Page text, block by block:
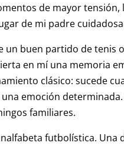
de mayor
de mi padre
un buen partido de tenis
en mí una memoria
clásico: sucede
emoción
familiares.
futbolística.